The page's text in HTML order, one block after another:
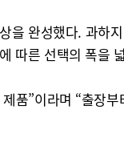
완성했다. 과하
따른 선택의 폭을
품”이라며 “출장